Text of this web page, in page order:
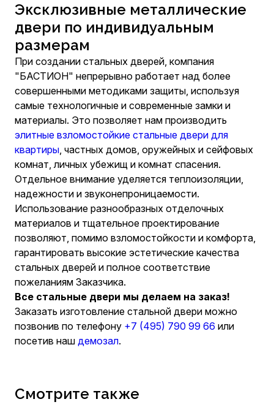
Эксклюзивные металлические
двери по индивидуальным
размерам
При создании стальных дверей, компания
"БАСТИОН" непрерывно работает над более
совершенными методиками защиты, используя
самые технологичные и современные замки и
материалы. Это позволяет нам производить
элитные взломостойкие стальные двери для
квартиры, частных домов, оружейных и сейфовых
комнат, личных убежищ и комнат спасения.
Отдельное внимание уделяется теплоизоляции,
надежности и звуконепроницаемости.
Использование разнообразных отделочных
материалов и тщательное проектирование
позволяют, помимо взломостойкости и комфорта,
гарантировать высокие эстетические качества
стальных дверей и полное соответствие
пожеланиям Заказчика.
Все стальные двери мы делаем на заказ!
Заказать изготовление стальной двери можно
позвонив по телефону +7 (495) 790 99 66 или
посетив наш демозал.
Смотрите также